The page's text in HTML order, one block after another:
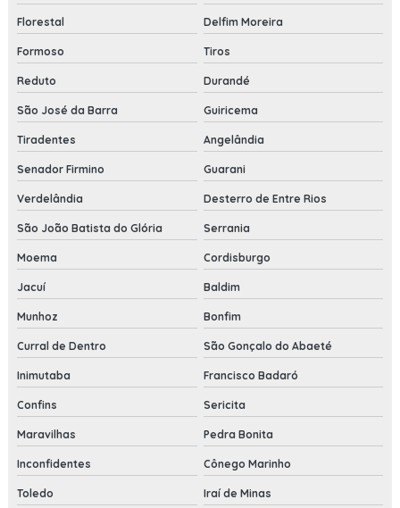
Florestal Delfim Moreira
Formoso Tiros
Reduto Durandé
São José da Barra Guiricema
Tiradentes Angelândia
Senador Firmino Guarani
Verdelândia Desterro de Entre Rios
São João Batista do Glória Serrania
Moema Cordisburgo
Jacuí Baldim
Munhoz Bonfim
Curral de Dentro São Gonçalo do Abaeté
Inimutaba Francisco Badaró
Confins Sericita
Maravilhas Pedra Bonita
Inconfidentes Cônego Marinho
Toledo Iraí de Minas